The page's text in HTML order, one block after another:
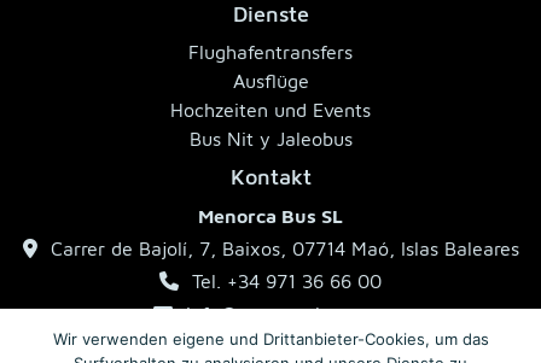
Dienste
Flughafentransfers
Ausflüge
Hochzeiten und Events
Bus Nit y Jaleobus
Kontakt
Menorca Bus SL
Carrer de Bajolí, 7, Baixos, 07714 Maó, Islas Baleares
Tel. +34 971 36 66 00
info@menorcabus.com
Wir verwenden eigene und Drittanbieter-Cookies, um das